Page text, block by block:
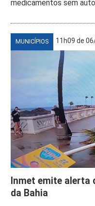
medicamentos sem
MUNICÍPIOS 11h09 de
Inmet emite alerta
da Bahia